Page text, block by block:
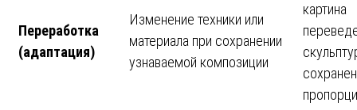
Переработка
(адаптация)
Изменение техники или
материала при сохранении
узнаваемой композиции
картина